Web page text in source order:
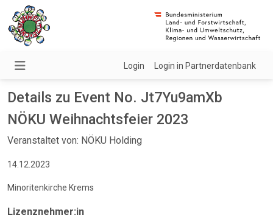
Login Login in Partnerdatenbank
Details zu Event No. Jt7Yu9amXb
NÖKU Weihnachtsfeier 2023
Veranstaltet von: NÖKU Holding
14.12.2023
Minoritenkirche Krems
Lizenznehmer:in